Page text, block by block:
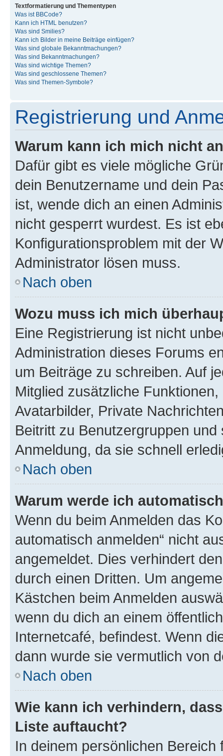
Textformatierung und Thementypen
Was ist BBCode?
Kann ich HTML benutzen?
Was sind Smilies?
Kann ich Bilder in meine Beiträge einfügen?
Was sind globale Bekanntmachungen?
Was sind Bekanntmachungen?
Was sind wichtige Themen?
Was sind geschlossene Themen?
Was sind Themen-Symbole?
Registrierung und
Warum kann ich mich nicht
Dafür gibt es viele mögliche
dein Benutzername und dein
ist, wende dich an einen
nicht gesperrt wurdest. Es ist
Konfigurationsproblem mit der
Administrator lösen muss.
Nach oben
Wozu muss ich mich
Eine Registrierung ist nicht
Administration dieses Forums
um Beiträge zu schreiben. Auf
Mitglied zusätzliche
Avatarbilder, Private
Beitritt zu Benutzergruppen
Anmeldung, da sie schnell
Nach oben
Warum werde ich
Wenn du beim Anmelden das
automatisch anmelden“ nicht
angemeldet. Dies verhindert
durch einen Dritten. Um
Kästchen beim Anmelden
wenn du dich an einem
Internetcafé, befindest. Wenn
dann wurde sie vermutlich von
Nach oben
Wie kann ich verhindern,
Liste auftaucht?
In deinem persönlichen